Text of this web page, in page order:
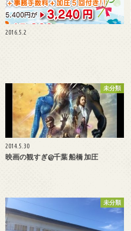
2016.5.2
未分類
2014.5.30
映画の観すぎ@千葉 船橋 加圧
未分類